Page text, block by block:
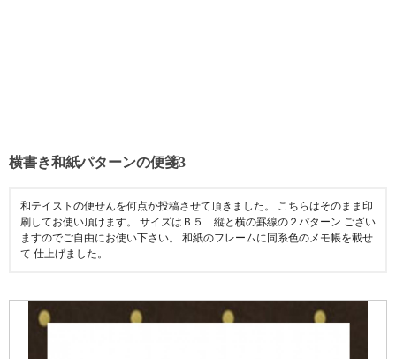
横書き和紙パターンの便箋3
和テイストの便せんを何点か投稿させて頂きました。 こちらはそのまま印
刷してお使い頂けます。 サイズはＢ５ 縦と横の罫線の２パターン ござい
ますのでご自由にお使い下さい。 和紙のフレームに同系色のメモ帳を載せ
て 仕上げました。